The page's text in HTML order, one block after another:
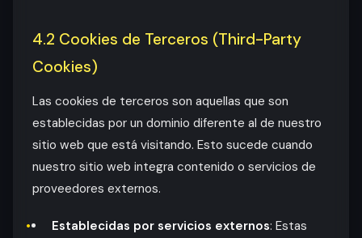
4.2 Cookies de Terceros (Third-Party
Cookies)
Las cookies de terceros son aquellas que son
establecidas por un dominio diferente al de nuestro
sitio web que está visitando. Esto sucede cuando
nuestro sitio web integra contenido o servicios de
proveedores externos.
Establecidas por servicios externos: Estas